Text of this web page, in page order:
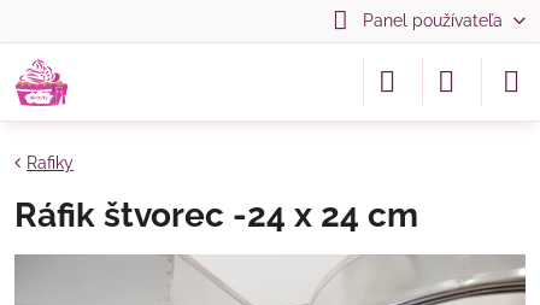
Panel používateľa
Rafiky
Ráfik štvorec -24 x 24 cm